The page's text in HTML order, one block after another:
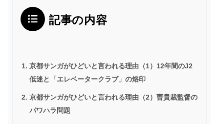
記事の内容
京都サンガがひどいと言われる理由（1）12年間のJ2
低迷と「エレベータークラブ」の烙印
京都サンガがひどいと言われる理由（2）曺貴裁監督の
パワハラ問題